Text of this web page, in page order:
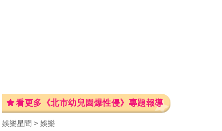
看更多《北市幼兒園爆性侵》專題報導
娛樂星聞 娛樂